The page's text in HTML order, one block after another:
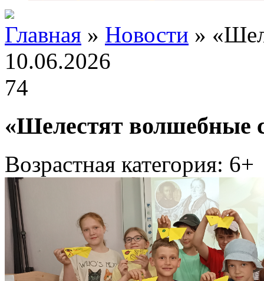
Главная » Новости »
10.06.2026
74
«Шелестят волшебные
Возрастная категория: 6+